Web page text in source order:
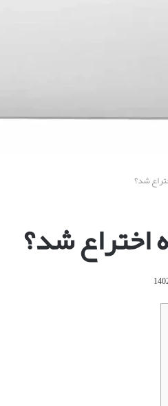
شد؟
اختراع شد؟